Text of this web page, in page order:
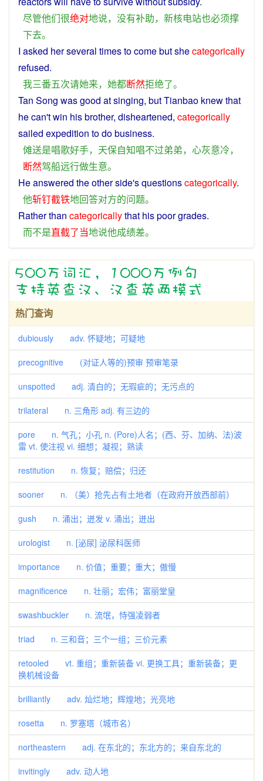
尽管他们很绝对地说， 没有补助， 新核电站也必须撑
下去。
I asked herseveral times tocomebutshecategorically
refused.
我三番五次请她来， 她都断然拒绝了。
Tan Song wasgood atsinging, butTianbao knew that
he can't win hisbrother, disheartened, categorically
sailed expedition todobusiness.
傩送是唱歌好手， 天保自知唱不过弟弟， 心灰意冷，
断然驾船远行做生意。
Heanswered the other side'squestionscategorically.
他斩钉截铁地回答对方的问题。
Ratherthan categoricallythat hispoorgrades.
而不是直截了当地说他成绩差。
热门查询
dubiously adv. 怀疑地；可疑地
precognitive (对证人等的)预审 预审笔录
unspotted adj. 清白的；无瑕疵的；无污点的
trilateral n. 三角形 adj. 有三边的
pore n. 气孔；小孔 n. (Pore)人名；(西、芬、加纳、法)波
雷 vt. 使注视 vi. 细想；凝视；熟读
restitution n. 恢复；赔偿；归还
sooner n. （美）抢先占有土地者（在政府开放西部前）
gush n. 涌出；迸发 v. 涌出；迸出
urologist n. [泌尿] 泌尿科医师
importance n. 价值；重要；重大；傲慢
magnificence n. 壮丽；宏伟；富丽堂皇
swashbuckler n. 流氓，恃强凌弱者
triad n. 三和音；三个一组；三价元素
retooled vt. 重组；重新装备 vi. 更换工具；重新装备；更
换机械设备
brilliantly adv. 灿烂地；辉煌地；光亮地
rosetta n. 罗塞塔（城市名）
northeastern adj. 在东北的；东北方的；来自东北的
invitingly adv. 动人地